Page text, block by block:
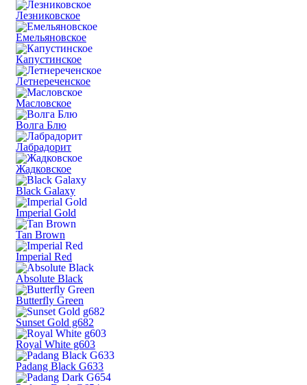
Лезниковское
Емельяновское
Капустинское
Летнереченское
Масловское
Волга Блю
Лабрадорит
Жадковское
Black Galaxy
Imperial Gold
Tan Brown
Imperial Red
Absolute Black
Butterfly Green
Sunset Gold g682
Royal White g603
Padang Black G633